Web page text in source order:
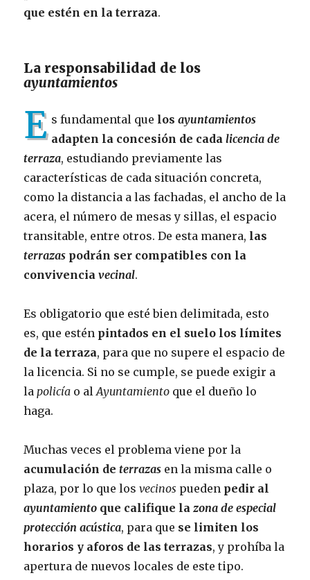
que estén en la terraza.
La responsabilidad de los
ayuntamientos
E s fundamental que los ayuntamientos
adapten la concesión de cada licencia de
terraza, estudiando previamente las
características de cada situación concreta,
como la distancia a las fachadas, el ancho de la
acera, el número de mesas y sillas, el espacio
transitable, entre otros. De esta manera, las
terrazas podrán ser compatibles con la
convivenciavecinal.
Es obligatorio que esté bien delimitada, esto
es, que estén pintados en el suelo los límites
de la terraza, para que no supere el espacio de
la licencia. Si no se cumple, se puede exigir a
la policía o alAyuntamiento que el dueño lo
haga.
Muchas veces el problema viene por la
acumulación deterrazas en la misma calle o
plaza, por lo que losvecinos pueden pedir al
ayuntamiento que califique lazona de especial
protección acústica, para que se limiten los
horarios y aforos de las terrazas, y prohíba la
apertura de nuevos locales de este tipo.